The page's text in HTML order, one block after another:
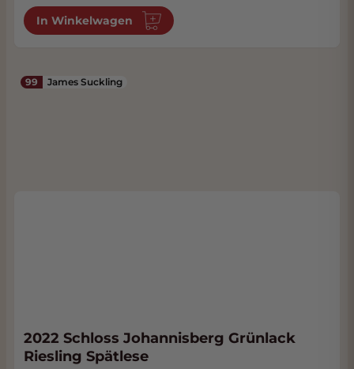
In Winkelwagen
99 James Suckling
2022 Schloss Johannisberg Grünlack
Riesling Spätlese